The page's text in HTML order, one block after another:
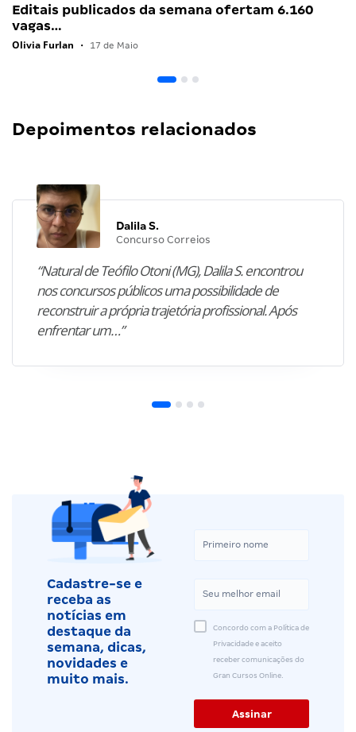
Editais publicados da semana ofertam 6.160
vagas…
Olivia Furlan • 17 de Maio
Depoimentos relacionados
Dalila S.
Concurso Correios
“Natural de Teófilo Otoni (MG), Dalila S. encontrou
nos concursos públicos uma possibilidade de
reconstruir a própria trajetória profissional. Após
enfrentar um…”
Cadastre-se e
receba as
notícias em
destaque da
semana, dicas,
novidades e
muito mais.
Concordo com a Política de
Privacidade e aceito
receber comunicações do
Gran Cursos Online.